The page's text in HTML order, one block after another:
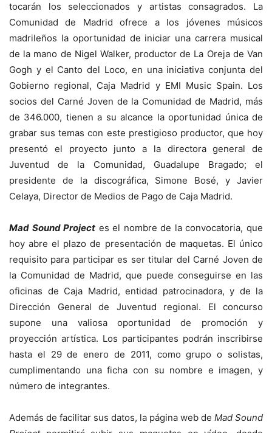
tocarán los seleccionados y artistas consagrados. La
Comunidad de Madrid ofrece a los jóvenes músicos
madrileños la oportunidad de iniciar una carrera musical
de la mano de Nigel Walker, productor de La Oreja de Van
Gogh y el Canto del Loco, en una iniciativa conjunta del
Gobierno regional, Caja Madrid y EMI Music Spain. Los
socios del Carné Joven de la Comunidad de Madrid, más
de 346.000, tienen a su alcance la oportunidad única de
grabar sus temas con este prestigioso productor, que hoy
presentó el proyecto junto a la directora general de
Juventud de la Comunidad, Guadalupe Bragado; el
presidente de la discográfica, Simone Bosé, y Javier
Celaya, Director de Medios de Pago de Caja Madrid.
Mad Sound Project es el nombre de la convocatoria, que
hoy abre el plazo de presentación de maquetas. El único
requisito para participar es ser titular del Carné Joven de
la Comunidad de Madrid, que puede conseguirse en las
oficinas de Caja Madrid, entidad patrocinadora, y de la
Dirección General de Juventud regional. El concurso
supone una valiosa oportunidad de promoción y
proyección artística. Los participantes podrán inscribirse
hasta el 29 de enero de 2011, como grupo o solistas,
cumplimentando una ficha con su nombre e imagen, y
número de integrantes.
Además de facilitar sus datos, la página web de Mad Sound